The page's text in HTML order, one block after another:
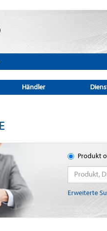
Händler
Produkt
Erweiterte